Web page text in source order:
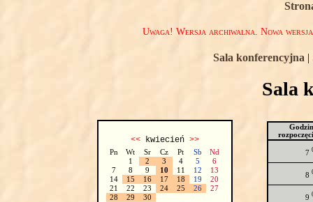
Uwaga! Wersja archiwalna. Nowa
Sala konferencyjna |
Sala
<<kwiecień >>
Pn Wt Sr Cz Pt Sb
Nd
1
2 3 4 5
6
7
8 9 10 11 12
13
14
15 16 17 18 19
20
21
22 23 24 25 26
27
28
29 30
7
8
9